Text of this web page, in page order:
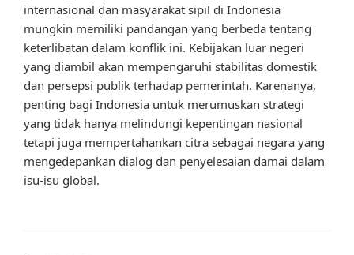
internasional dan masyarakat sipil di Indonesia
mungkin memiliki pandangan yang berbeda tentang
keterlibatan dalam konflik ini. Kebijakan luar negeri
yang diambil akan mempengaruhi stabilitas domestik
dan persepsi publik terhadap pemerintah. Karenanya,
penting bagi Indonesia untuk merumuskan strategi
yang tidak hanya melindungi kepentingan nasional
tetapi juga mempertahankan citra sebagai negara yang
mengedepankan dialog dan penyelesaian damai dalam
isu-isu global.